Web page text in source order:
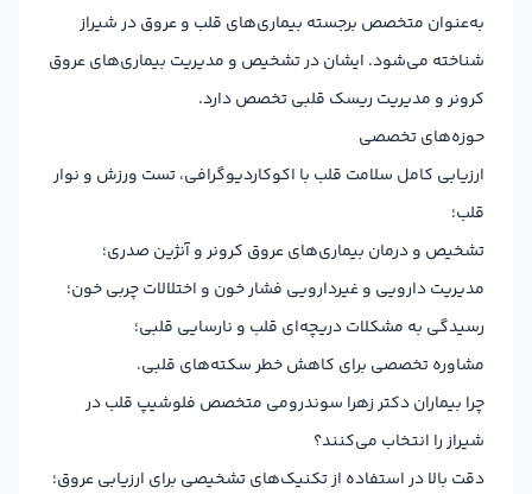
به‌عنوان متخصص برجسته بیماری‌های قلب و عروق در شیراز
شناخته می‌شود. ایشان در تشخیص و مدیریت بیماری‌های عروق
کرونر و مدیریت ریسک قلبی تخصص دارد.
حوزه‌های تخصصی
ارزیابی کامل سلامت قلب با اکوکاردیوگرافی، تست ورزش و نوار
قلب؛
تشخیص و درمان بیماری‌های عروق کرونر و آنژین صدری؛
مدیریت دارویی و غیردارویی فشار خون و اختلالات چربی خون؛
رسیدگی به مشکلات دریچه‌ای قلب و نارسایی قلبی؛
مشاوره تخصصی برای کاهش خطر سکته‌های قلبی.
چرا بیماران دکتر زهرا سوندرومی متخصص فلوشیپ قلب در
شیراز را انتخاب می‌کنند؟
دقت بالا در استفاده از تکنیک‌های تشخیصی برای ارزیابی عروق؛